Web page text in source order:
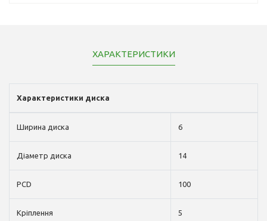
ХАРАКТЕРИСТИКИ
Характеристики диска
Ширина диска 6
Діаметр диска 14
PCD 100
Кріплення 5